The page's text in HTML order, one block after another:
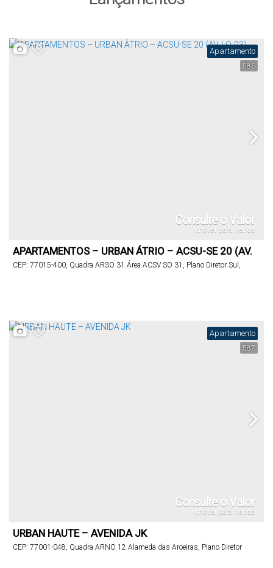
586
Apartamento
Consulte o Valor
Imóvel para Venda
APARTAMENTOS – URBAN ÁTRIO – ACSU-SE 20 (AV.
LO-03)
CEP: 77015-400, Quadra ARSO 31 Área ACSV SO 31 , Plano Diretor Sul ,
587
Apartamento
Consulte o Valor
Imóvel para Venda
URBAN HAUTE – AVENIDA JK
CEP: 77001-048, Quadra ARNO 12 Alameda das Aroeiras, Plano Diretor